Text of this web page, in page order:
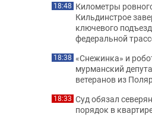
18:48 Километры
Кильдинстрое
ключевого
федеральной
18:38 «Снежинка» и
мурманский
ветеранов из
18:33 Суд обязал
порядок в